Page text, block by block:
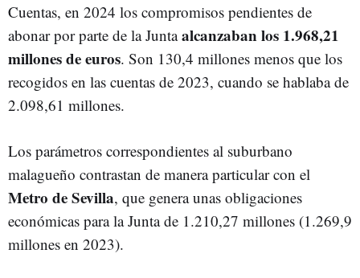
Cuentas, en 2024 los compromisos pendientes de
abonar por parte de la Juntaalcanzaban los 1.968,21
millones de euros. Son 130,4 millones menos que los
recogidos en las cuentas de 2023, cuando se hablaba de
2.098,61 millones.
Los parámetros correspondientes al suburbano
malagueño contrastan de manera particular con el
Metro de Sevilla, que genera unas obligaciones
económicas para la Junta de 1.210,27 millones (1.269,9
millones en 2023).